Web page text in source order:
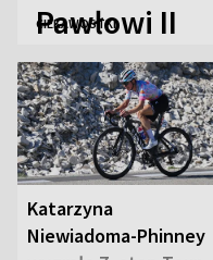
Pawłowi II
CIEKAWOSTKI
Katarzyna
Niewiadoma-Phinney